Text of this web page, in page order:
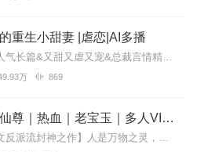
重生小甜妻 |虐恋|AI多播
【全文免费】高人气长篇&又甜又虐又宠&总裁言情精品AI多播，不定期爆更！【内容简介】前世，安宁被素未谋面的亲生父亲接回家，没想到却是一场蓄谋已久的谋杀。被迫怀孕...
万 869
蛊真人｜大爱仙尊｜热血｜老宝玉｜多人VIP免费有声剧
内容简介【黑暗文反派流封神之作】人是万物之灵，蛊是天地真精。一个穿越者不断重生的故事。一个养蛊、炼蛊、用蛊的奇特世界。配音组（男角色）老宝玉旁白...